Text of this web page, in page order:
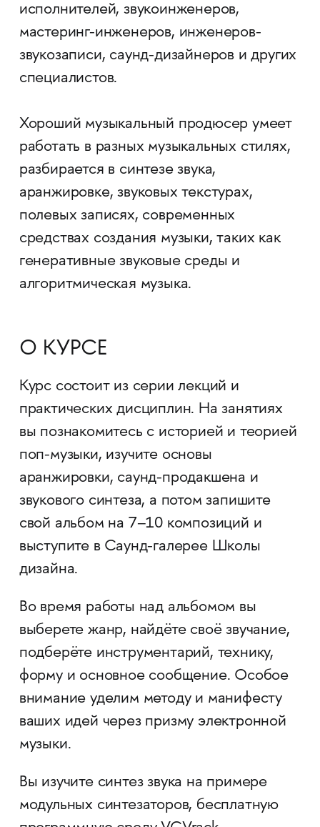
исполнителей, звукоинженеров,
мастеринг-инженеров, инженеров-
звукозаписи, саунд-дизайнеров и других
специалистов.
Хороший музыкальный продюсер умеет
работать в разных музыкальных стилях,
разбирается в синтезе звука,
аранжировке, звуковых текстурах,
полевых записях, современных
средствах создания музыки, таких как
генеративные звуковые среды и
алгоритмическая музыка.
О КУРСЕ
Курс состоит из серии лекций и
практических дисциплин. На занятиях
вы познакомитесь с историей и теорией
поп-музыки, изучите основы
аранжировки, саунд-продакшена и
звукового синтеза, а потом запишите
свой альбом на 7–10 композиций и
выступите в Саунд-галерее Школы
дизайна.
Во время работы над альбомом вы
выберете жанр, найдёте своё звучание,
подберёте инструментарий, технику,
форму и основное сообщение. Особое
внимание уделим методу и манифесту
ваших идей через призму электронной
музыки.
Вы изучите синтез звука на примере
модульных синтезаторов, бесплатную